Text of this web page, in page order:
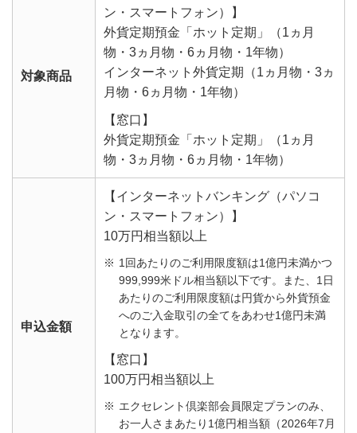
対象商品
ン・スマートフォン）】
外貨定期預金「ホット定期」（1ヵ月
物・3ヵ月物・6ヵ月物・1年物）
インターネット外貨定期（1ヵ月物・3ヵ
月物・6ヵ月物・1年物）
【窓口】
外貨定期預金「ホット定期」（1ヵ月
物・3ヵ月物・6ヵ月物・1年物）
申込金額
【インターネットバンキング（パソコ
ン・スマートフォン）】
10万円相当額以上
1回あたりのご利用限度額は1億円未満かつ
999,999米ドル相当額以下です。また、1日
あたりのご利用限度額は円貨から外貨預金
へのご入金取引の全てをあわせ1億円未満
となります。
【窓口】
100万円相当額以上
エクセレント倶楽部会員限定プランのみ、
お一人さまあたり1億円相当額（2026年7月